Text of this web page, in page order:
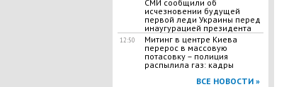
СМИ сообщили об
исчезновении будущей
первой леди Украины перед
инаугурацией президента
12:50
​Митинг в центре Киева
перерос в массовую
потасовку – полиция
распылила газ: кадры
ВСЕ НОВОСТИ »